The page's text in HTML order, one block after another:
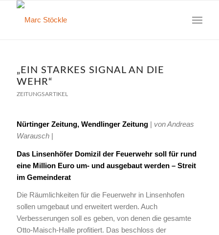
„EIN STARKES SIGNAL AN DIE
WEHR“
ZEITUNGSARTIKEL
Nürtinger Zeitung, Wendlinger Zeitung| von Andreas
Warausch|
Das Linsenhöfer Domizil der Feuerwehr soll für rund
eine Million Euro um- und ausgebaut werden – Streit
im Gemeinderat
Die Räumlichkeiten für die Feuerwehr in Linsenhofen
sollen umgebaut und erweitert werden. Auch
Verbesserungen soll es geben, von denen die gesamte
Otto-Maisch-Halle profitiert. Das beschloss der